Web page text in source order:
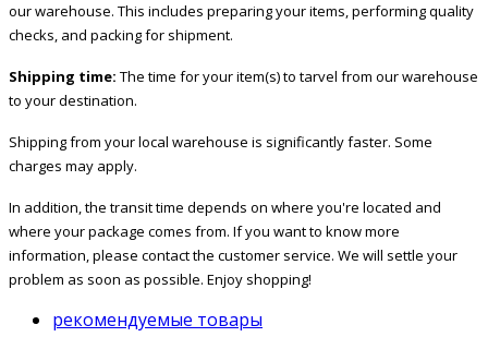
our warehouse. This includes preparing your items, performing quality
checks, and packing for shipment.
Shipping time: The time for your item(s) to tarvel from our warehouse
to your destination.
Shipping from your local warehouse is significantly faster. Some
charges may apply.
In addition, the transit time depends on where you're located and
where your package comes from. If you want to know more
information, please contact the customer service. We will settle your
problem as soon as possible. Enjoy shopping!
рекомендуемые товары